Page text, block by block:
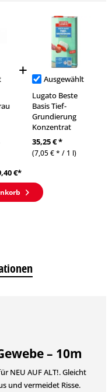
Ausgewählt
Lugato Beste
Basis Tief-
Grundierung
Konzentrat
35,25 € *
(7,05 € * / 1 l)
€*
– 10m
NEU AUF ALT!. Gleicht
und vermeidet Risse.